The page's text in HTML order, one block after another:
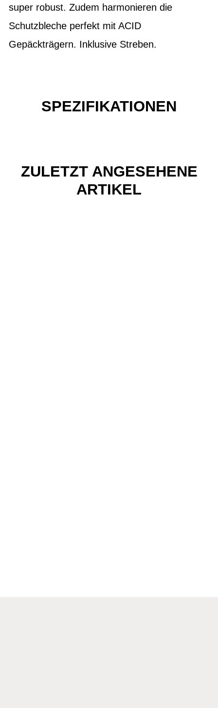
super robust. Zudem harmonieren die
Schutzbleche perfekt mit ACID
Gepäckträgern. Inklusive Streben.
SPEZIFIKATIONEN
ZULETZT ANGESEHENE
ARTIKEL